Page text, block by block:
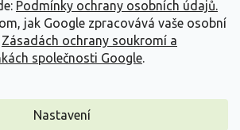
Podmínky ochrany osobních údajů.
jak Google zpracovává vaše osobní
Zásadách ochrany soukromí a
společnosti Google.
Nastavení
Vytvořil Shoptet